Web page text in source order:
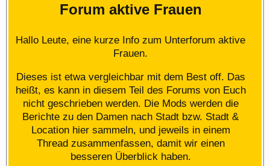
Forum aktive Frauen
Hallo Leute, eine kurze Info zum Unterforum aktive
Frauen.
Dieses ist etwa vergleichbar mit dem Best off. Das
heißt, es kann in diesem Teil des Forums von Euch
nicht geschrieben werden. Die Mods werden die
Berichte zu den Damen nach Stadt bzw. Stadt &
Location hier sammeln, und jeweils in einem
Thread zusammenfassen, damit wir einen
besseren Überblick haben.